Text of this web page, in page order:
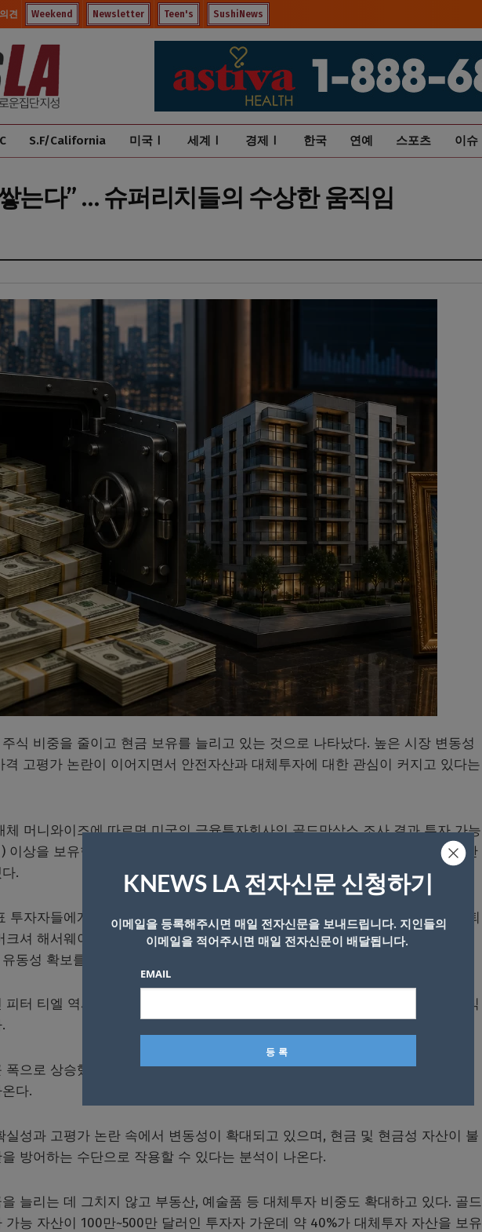
견 Weekend Newsletter Teen's SushiNews
S.F/California 미국Ⅰ 세계Ⅰ 경제Ⅰ 한국 연예 스포츠 이슈
는다” … 슈퍼리치들의 수상한 움직임
식 비중을 줄이고 현금 보유를 늘리고 있는 것으로 나타났다. 높은 시장 변동성
고평가 논란이 이어지면서 안전자산과 대체투자에 대한 관심이 커지고 있다는
체 머니와이즈에 따르면 미국의 금융투자회사인 골드만삭스 조사 결과 투자 가능
이상을 보유한 고액 자산가들은 지난해 순자산의 약 20%를 현금 및 현금성 자산
.
투자자들에게서도 확인된다. ‘투자의 귀재’로 불리는 워런 버핏은 지난해 말 은퇴
셔 해서웨이의 현금 보유액을 3817억 달러 규모까지 늘렸다. 시장 불확실성에
동성 확보를 우선한 것으로 풀이된다.
터 티엘 역시 지난해 3분기 헤지펀드를 통해 약 1억 달러 규모의 엔비디아 주식
으로 상승했음에도 일부 투자자들은 인공지능(AI) 관련 자산의 과열 가능성을
다.
성과 고평가 논란 속에서 변동성이 확대되고 있으며, 현금 및 현금성 자산이 불
방어하는 수단으로 작용할 수 있다는 분석이 나온다.
늘리는 데 그치지 않고 부동산, 예술품 등 대체투자 비중도 확대하고 있다. 골드
가능 자산이 100만~500만 달러인 투자자 가운데 약 40%가 대체투자 자산을 보유
KNEWS LA 전자신문 신청하기
이메일을 등록해주시면 매일 전자신문을 보내드립니다. 지인들의
이메일을 적어주시면 매일 전자신문이 배달됩니다.
EMAIL